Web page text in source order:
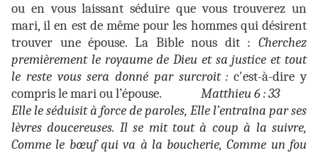
ou en vous laissant séduire que vous trouverez un
mari, il en est de même pour les hommes qui désirent
trouver une épouse. La Bible nous dit : Cherchez
premièrement le royaume de Dieu et sa justice et tout
le reste vous sera donné par surcroit : c'est-à-dire y
compris le mari ou l’épouse.
Matthieu 6 : 33
Elle le séduisit à force de paroles, Elle l’entraîna par ses
lèvres doucereuses. Il se mit tout à coup à la suivre,
Comme le bœuf qui va à la boucherie, Comme un fou